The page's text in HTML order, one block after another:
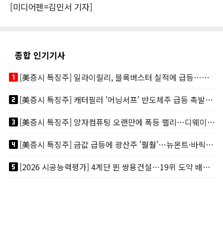
[미디어펜=김민서 기자]
종합 인기기사
looks_one
[美증시 특징주] 일라이릴리, 블록버스터 실적에 급등…마운자로 매출 폭발
looks_two
[美증시 특징주] 캐터필러 '어닝서프' 반도체주 급등 촉발…"AI 데이터센터 건설 강력"
looks_3
[美증시 특징주] 양자컴퓨팅 오랜만에 폭등 랠리…디웨이브·아이온큐 주도
looks_4
[美증시 특징주] 금값 급등에 광산주 '훨훨'…뉴몬트·바릭마이닝 주도
looks_5
[2026 시공능력평가] 4계단 뛴 쌍용건설…19위 도약 배경엔 ‘재무체력’